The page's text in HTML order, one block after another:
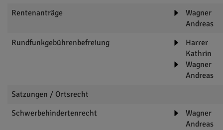
Rentenanträge
Wagner
Andreas
Rundfunkgebührenbefreiung
Harrer
Kathrin
Wagner
Andreas
Satzungen / Ortsrecht
Schwerbehindertenrecht
Wagner
Andreas